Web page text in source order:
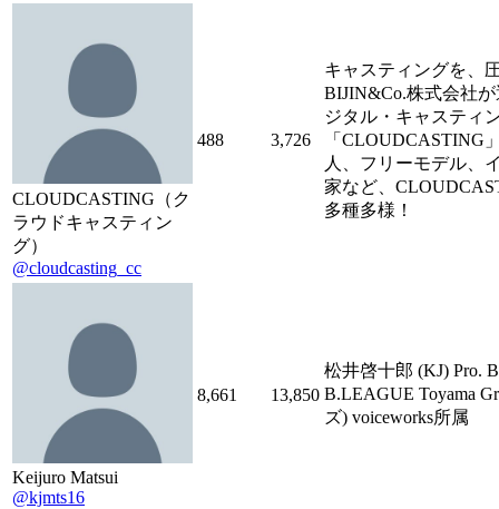
CLOUDCASTING（ク
ラウドキャスティン
グ）
@cloudcasting_cc
488 3,726
キャスティングを、
BIJIN&Co.株式会社
ジタル・キャスティ
「CLOUDCASTING
人、フリーモデル、
家など、
多種多様！
Keijuro Matsui
@kjmts16
8,661 13,850
松井啓十郎 (KJ) Pro.
B.LEAGUE Toyama
ズ) voiceworks所属